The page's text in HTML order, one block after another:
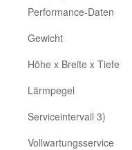
Performance-Daten
Gewicht
Höhe x Breite x Tiefe
Lärmpegel
Serviceintervall 3)
Vollwartungsservice